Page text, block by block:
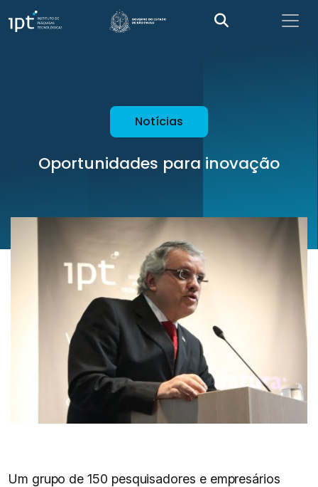
Notícias
Oportunidades para inovação
Um grupo de 150 pesquisadores e empresários